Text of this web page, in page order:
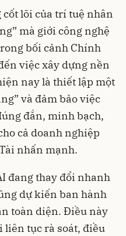
lõi của trí tuệ nhân
mà giới công nghệ
bối cảnh Chính
việc xây dựng nền
nay là thiết lập một
và đảm bảo việc
đắn, minh bạch,
cả doanh nghiệp
nhấn mạnh.
đang thay đổi nhanh
dự kiến ban hành
toàn diện. Điều này
liên tục rà soát, điều